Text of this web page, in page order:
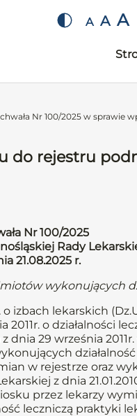
A A A
Nr 100/2025 w sprawie
do rejestru
Nr 100/2025
Rady
21.08.2025 r.
wykonujących
lekarskich
o działalności
29 września
działalność
w rejestrze oraz
z dnia
przez lekarzy
leczniczą praktyki